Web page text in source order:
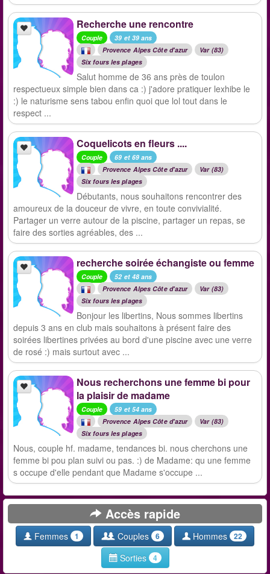
Recherche une rencontre
Couple
39 et 39 ans
Provence Alpes Côte d'azur
Var (83)
Six fours les plages
Salut homme de 36 ans près de toulon
respectueux simple bien dans ca :) j'adore pratiquer lexhibe le
:) le naturisme sens tabou enfin quoi que lol tout dans le
respect ...
Coquelicots en fleurs ....
Couple
69 et 69 ans
Provence Alpes Côte d'azur
Var (83)
Six fours les plages
Débutants, nous souhaitons rencontrer des
amoureux de la douceur de vivre, en toute convivialité.
Partager un verre autour de la piscine, partager un repas, se
faire des sorties agréables, des ...
recherche soirée échangiste ou femme
Couple
52 et 48 ans
Provence Alpes Côte d'azur
Var (83)
Six fours les plages
Bonjour les libertins, Nous sommes libertins
depuis 3 ans en club mais souhaitons à présent faire des
soirées libertines privées au bord d'une piscine avec une verre
de rosé :) mais surtout avec ...
Nous recherchons une femme bi pour
la plaisir de madame
Couple
59 et 54 ans
Provence Alpes Côte d'azur
Var (83)
Six fours les plages
Nous, couple hf. madame, tendances bi. nous cherchons une
femme bi pou plan suivi ou pas. :) de Madame: qu une femme
s occupe d'elle pendant que Madame s'occupe ...
Accès rapide
Femmes 1 Couples 6 Hommes 22
Sorties 4